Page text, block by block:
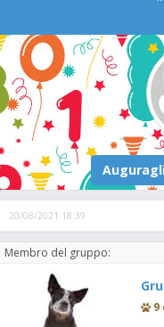
20/08/2021 18:39
Membro del gruppo:
9